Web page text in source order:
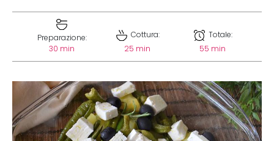
Preparazione:
30 min
Cottura:
25 min
Totale:
55 min